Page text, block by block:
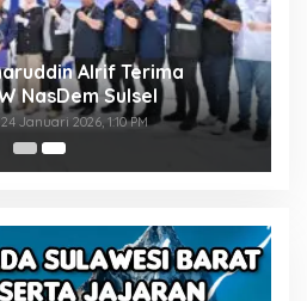
Alrif Terima
NasDem Sulsel
Januari 2026, 1:10 PM